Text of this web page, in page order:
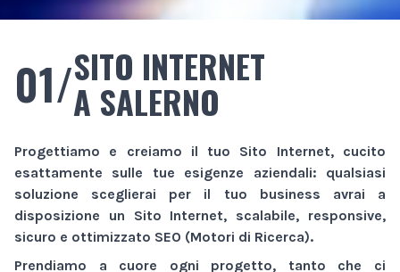
01/SITO INTERNET
A SALERNO
Progettiamo e creiamo il tuo Sito Internet, cucito
esattamente sulle tue esigenze aziendali: qualsiasi
soluzione sceglierai per il tuo business avrai a
disposizione un Sito Internet, scalabile, responsive,
sicuro e ottimizzato SEO (Motori di Ricerca).
Prendiamo a cuore ogni progetto, tanto che ci